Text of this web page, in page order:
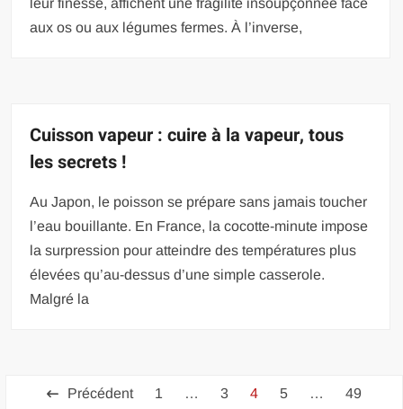
aux os ou aux légumes fermes. À l’inverse,
Cuisson vapeur : cuire à la vapeur, tous
les secrets !
Au Japon, le poisson se prépare sans jamais toucher
l’eau bouillante. En France, la cocotte-minute impose
la surpression pour atteindre des températures plus
élevées qu’au-dessus d’une simple casserole.
Malgré la
Pagination
Précédent 1 … 3 4 5 … 49